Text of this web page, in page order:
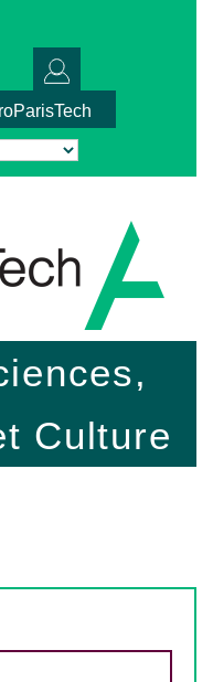
Translate
Culture